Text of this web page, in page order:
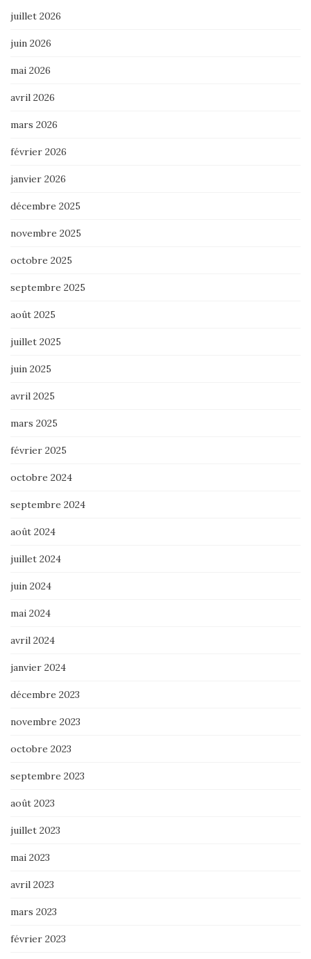
juillet 2026
juin 2026
mai 2026
avril 2026
mars 2026
février 2026
janvier 2026
décembre 2025
novembre 2025
octobre 2025
septembre 2025
août 2025
juillet 2025
juin 2025
avril 2025
mars 2025
février 2025
octobre 2024
septembre 2024
août 2024
juillet 2024
juin 2024
mai 2024
avril 2024
janvier 2024
décembre 2023
novembre 2023
octobre 2023
septembre 2023
août 2023
juillet 2023
mai 2023
avril 2023
mars 2023
février 2023